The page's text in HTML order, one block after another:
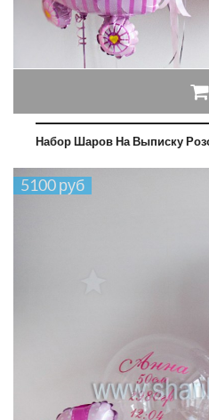
Набор Шаров На Выписку
5100 руб